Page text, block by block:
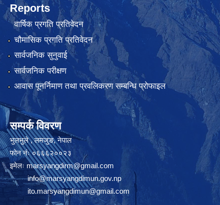
Reports
वार्षिक प्रगति प्रतिवेदन
चौमासिक प्रगति प्रतिवेदन
सार्वजनिक सुनुवाई
सार्वजनिक परीक्षण
आवास पूनर्निमाण तथा प्रवलिकरण सम्बन्धि प्रोफाइल
सम्पर्क विवरण
भुलभुले , लमजुङ, नेपाल
फोन नंः ०६६६२००२३
इमेलः marsyangdirm@gmail.com
info@marsyangdimun.gov.np
ito.marsyangdimun@gmail.com